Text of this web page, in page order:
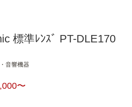
標準ﾚﾝｽﾞ PT-DLE170
音響機器
〜